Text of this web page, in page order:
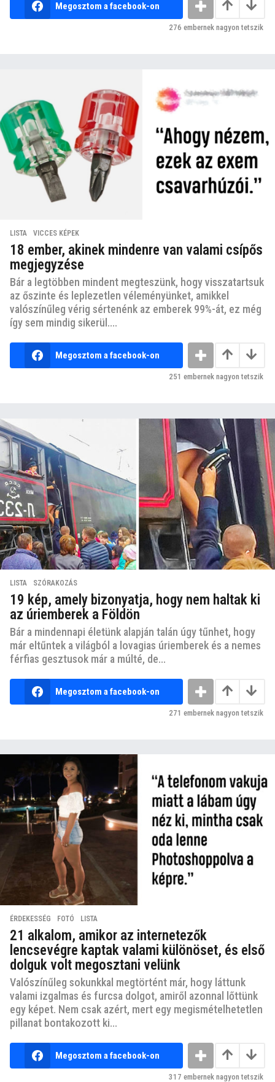
Megosztom a facebook-on
276 embernek nagyon tetszik
LISTA ,VICCES KÉPEK
18 ember, akinek mindenre van valami csípős
megjegyzése
Bár a legtöbben mindent megteszünk, hogy visszatartsuk
az őszinte és leplezetlen véleményünket, amikkel
valószínűleg vérig sértenénk az emberek 99%-át, ez még
így sem mindig sikerül....
Megosztom a facebook-on
251 embernek nagyon tetszik
LISTA ,SZÓRAKOZÁS
19 kép, amely bizonyatja, hogy nem haltak ki
az úriemberek a Földön
Bár a mindennapi életünk alapján talán úgy tűnhet, hogy
már eltűntek a világból a lovagias úriemberek és a nemes
férfias gesztusok már a múlté, de...
Megosztom a facebook-on
271 embernek nagyon tetszik
ÉRDEKESSÉG ,FOTÓ ,LISTA
21 alkalom, amikor az internetezők
lencsevégre kaptak valami különöset, és első
dolguk volt megosztani velünk
Valószínűleg sokunkkal megtörtént már, hogy láttunk
valami izgalmas és furcsa dolgot, amiről azonnal lőttünk
egy képet. Nem csak azért, mert egy megismételhetetlen
pillanat bontakozott ki...
Megosztom a facebook-on
317 embernek nagyon tetszik